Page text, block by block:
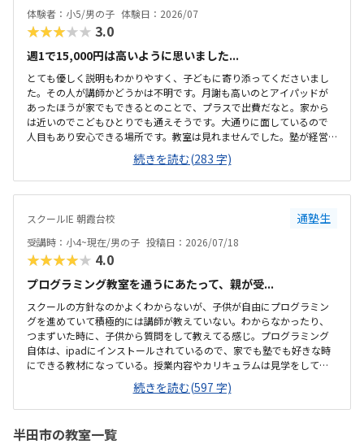
体験者：小5/男の子 体験日：2026/07
★★★★★ 3.0
週1で15,000円は高いように思いました...
とても優しく説明もわかりやすく、子どもに寄り添ってくださいまし
た。その人が講師かどうかは不明です。月謝も高いのとアイパッドが
あったほうが家でもできるとのことで、プラスで出費だなと。家から
は近いのでこどもひとりでも通えそうです。大通りに面しているので
人目もあり安心できる場所です。教室は見れませんでした。塾が経営
しているとのことで塾の方の教室は少し覗けました。建物自体が古い
感じでした。週1で15,000円は高いように思いました。もう少し回数を
増やしてもらうか、下げてもらえると助かります。説明してくれた方
はとても説明がわかりやすく、こどもに寄り添ってくださいました。
続きを読む(283 字)
スクールIE 朝霞台校 通塾生
受講時：小4~現在/男の子 投稿日：2026/07/18
★★★★★ 4.0
プログラミング教室を通うにあたって、親が受...
スクールの方針なのかよくわからないが、子供が自由にプログラミン
グを進めていて積極的には講師が教えていない。わからなかったり、
つまずいた時に、子供から質問をして教えてる感じ。プログラミング
自体は、ipadにインストールされているので、家でも塾でも好きな時
にできる教材になっている。授業内容やカリキュラムは見学をしてい
ないので子供の話だが、積極的に講師が教えていないみたい。月1回は
プログラミングで作ったものを発表すると聞いていたが、実施してな
いみたい。駅からは徒歩ですぐ来れる距離で、一本道だから迷うこと
は路上駐車になります。駐輪スペースはあるので子供一人でも近い人
続きを読む(597 字)
半田市の教室一覧